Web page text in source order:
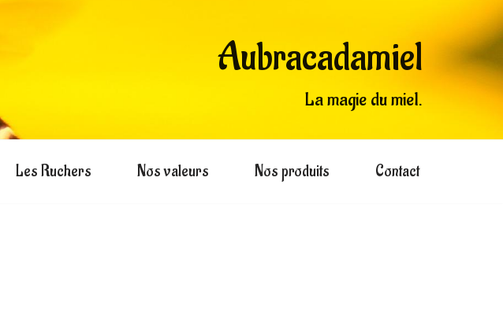
Aubracadamiel
La magie du miel.
Les Ruchers Nos valeurs Nos produits Contact